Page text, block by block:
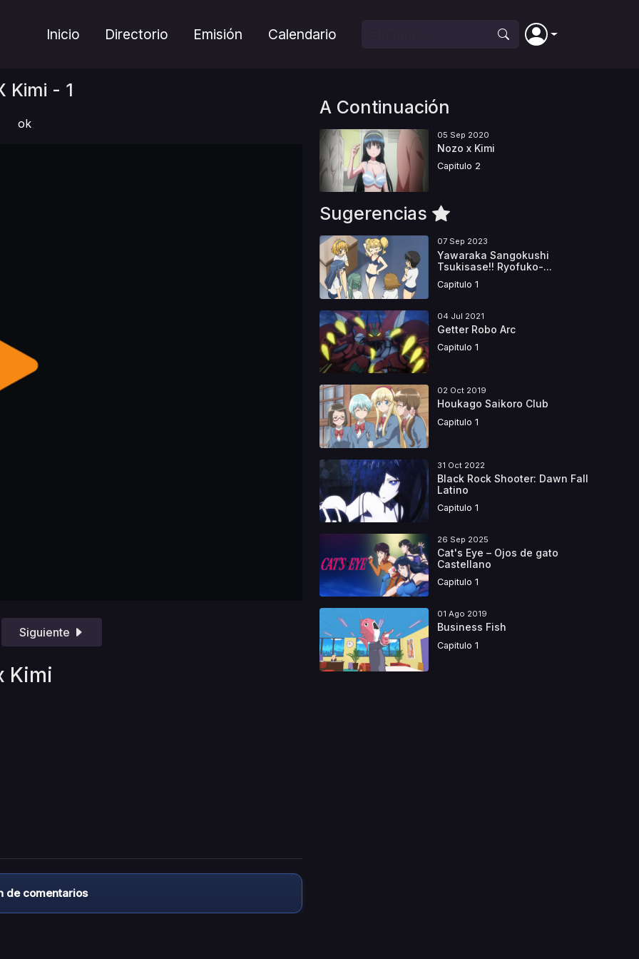
Inicio Directorio Emisión Calendario
Kimi - 1
ok
Siguiente
Kimi
de comentarios
A Continuación
05 Sep 2020
Nozo x Kimi
Capitulo 2
Sugerencias
07 Sep 2023
Yawaraka Sangokushi
Tsukisase!! Ryofuko-...
Capitulo 1
04 Jul 2021
Getter Robo Arc
Capitulo 1
02 Oct 2019
Houkago Saikoro Club
Capitulo 1
31 Oct 2022
Black Rock Shooter: Dawn Fall
Latino
Capitulo 1
26 Sep 2025
Cat's Eye – Ojos de gato
Castellano
Capitulo 1
01 Ago 2019
Business Fish
Capitulo 1